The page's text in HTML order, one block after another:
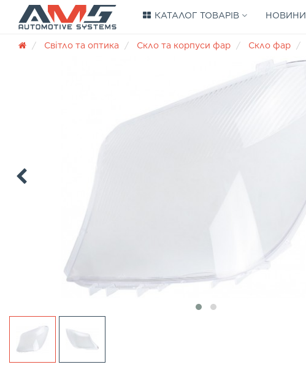
КАТАЛОГ ТОВАРІВ НОВИНИ
Світло та оптика Скло та корпуси фар Скло фар